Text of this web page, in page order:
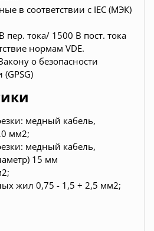
в соответствии с IEC (МЭК)
пер. тока/ 1500 В пост. тока
нормам VDE.
о безопасности
медный кабель,
мм2;
медный кабель,
15 мм
жил 0,75 - 1,5 + 2,5 мм2;